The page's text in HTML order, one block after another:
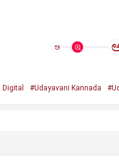
ಅ
#Udayavani Kannada